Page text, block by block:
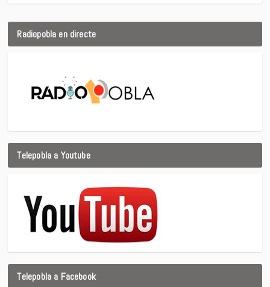
Radiopobla en directe
Telepobla a Youtube
Telepobla a Facebook